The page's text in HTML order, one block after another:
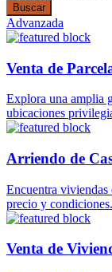
Buscar
Advanzada
Venta de
Explora una amplia
ubicaciones
Arriendo de
Encuentra
precio y condiciones.
Venta de